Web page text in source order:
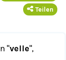
Teilen
"velle",